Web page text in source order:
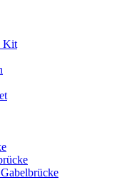
Kit